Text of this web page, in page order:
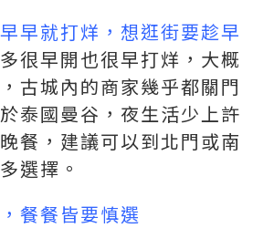
早就打烊，想逛街要趁早
很早開也很早打烊，大概
古城內的商家幾乎都關門
泰國曼谷，夜生活少上許
餐，建議可以到北門或南
選擇。
餐餐皆要慎選